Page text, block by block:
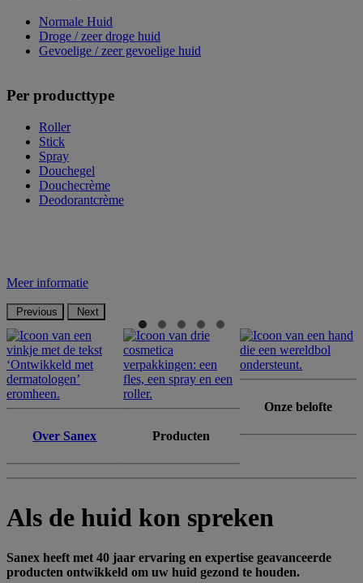
Normale Huid
Droge / zeer droge huid
Gevoelige / zeer gevoelige huid
Per producttype
Roller
Stick
Spray
Douchegel
Douchecrème
Deodorantcrème
Meer informatie
Previous Next
Over Sanex Producten
Onze belofte
Als de huid kon spreken
Sanex heeft met 40 jaar ervaring en expertise geavanceerde
producten ontwikkeld om uw huid gezond te houden.